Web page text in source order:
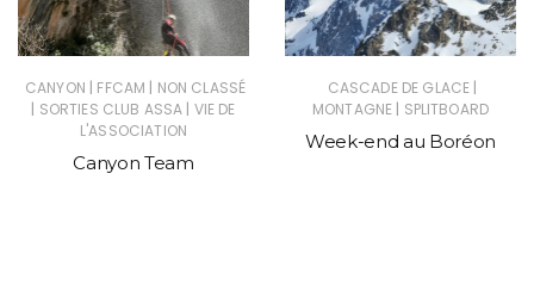
CANYON | FFCAM | NON CLASSÉ
| SORTIES CLUB ASSA | VIE DE
L'ASSOCIATION
Canyon Team
CASCADE DE GLACE |
MONTAGNE | SPLITBOARD
Week-end au Boréon